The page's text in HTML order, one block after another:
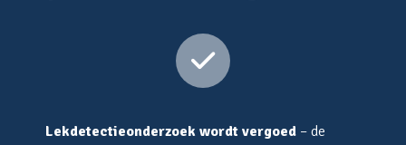
Lekdetectieonderzoek wordt vergoed – de